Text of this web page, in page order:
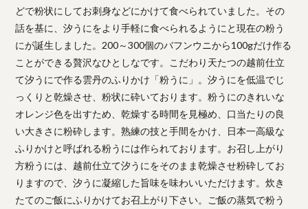
どで粉状にしてお刺身などにかけて食べられていました。その
話を基に、汐うにをより手軽に食べられるようにと現在の粉う
にが誕生しました。200～300個のバフンウニから100gだけ作る
ことができる贅沢なひとしなです。こだわり天たつの越前仕立
て汐うにで作る雲丹のふりかけ「粉うに」。汐うにを低温でじ
っくりと乾燥させ、粉状に砕いております。粉うにのきれいな
オレンジ色を出すため、乾燥する時間を見極め、口当たりの良
い大きさに粉砕します。熟練の技と手間をかけ、日本一高級な
ふりかけと呼ばれる粉うには作られております。お召し上がり
方粉うには、越前仕立て汐うにをそのまま乾燥させ粉砕してお
りますので、汐うに凝縮した旨味を味わいいただけます。炊き
たてのご飯にふりかけてお召上がり下さい。ご飯の蒸気で粉う